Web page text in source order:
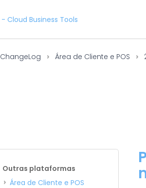
ChangeLog Área de Cliente e POS
Outras plataformas
Área de Cliente e POS